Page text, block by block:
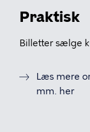
Praktisk
Billetter sælge
Læs mere
mm. her